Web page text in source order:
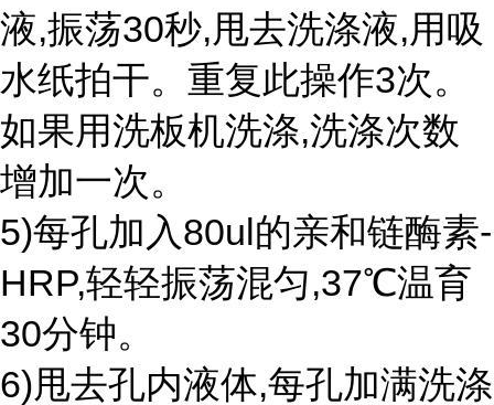
液,振荡30秒,甩去洗涤液,用吸
水纸拍干。重复此操作3次。
如果用洗板机洗涤,洗涤次数
增加一次。
5)每孔加入80ul的亲和链酶素-
HRP,轻轻振荡混匀,37℃温育
30分钟。
6)甩去孔内液体,每孔加满洗涤